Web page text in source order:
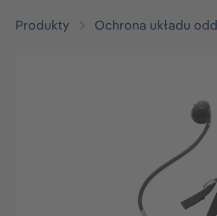
Produkty Ochrona układu